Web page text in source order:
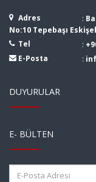
Adres :
No:10 Tepebaşı
Tel
:
E-Posta
:
DUYURULAR
E- BÜLTEN